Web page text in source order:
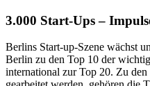
3.000 Start-Ups –
Berlins Start-up-Szene wächst
Berlin zu den Top 10 der
international zur Top 20. Zu